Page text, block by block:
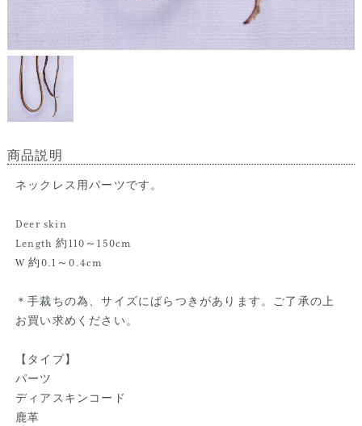
商品説明
ネックレス用パーツです。
Deer skin
Length 約110～150cm
W 約0.1～0.4cm
＊手裁ちの為、サイズにばらつきがあります。ご了承の上
お買い求めください。
【タイプ】
パーツ
ディアスキンコード
鹿革